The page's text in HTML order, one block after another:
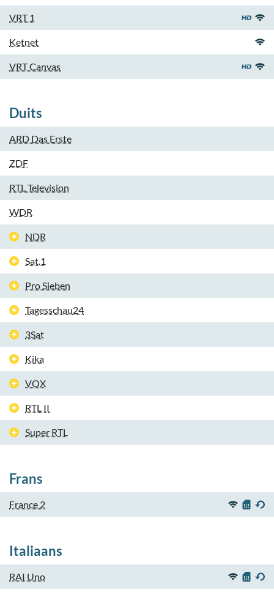
VRT 1
Ketnet
VRT Canvas
Duits
ARD Das Erste
ZDF
RTL Television
WDR
NDR
Sat.1
Pro Sieben
Tagesschau24
3Sat
Kika
VOX
RTL II
Super RTL
Frans
France 2
Italiaans
RAI Uno